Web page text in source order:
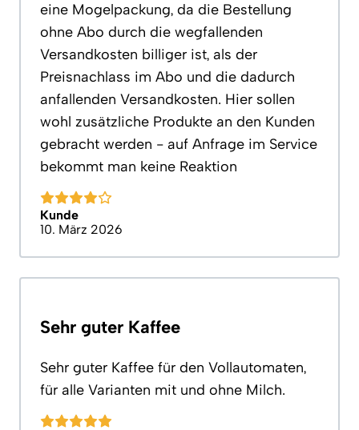
eine Mogelpackung, da die Bestellung
ohne Abo durch die wegfallenden
Versandkosten billiger ist, als der
Preisnachlass im Abo und die dadurch
anfallenden Versandkosten. Hier sollen
wohl zusätzliche Produkte an den Kunden
gebracht werden - auf Anfrage im Service
bekommt man keine Reaktion
Kunde
10. März 2026
Sehr guter Kaffee
Sehr guter Kaffee für den Vollautomaten,
für alle Varianten mit und ohne Milch.